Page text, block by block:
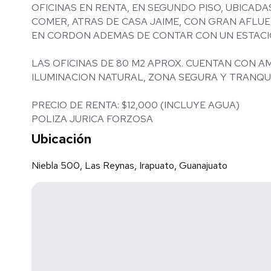
OFICINAS EN RENTA, EN SEGUNDO PISO,
COMER, ATRAS DE CASA JAIME, CON GRAN
EN CORDON ADEMAS DE CONTAR CON UN
LAS OFICINAS DE 80 M2 APROX. CUENTAN CON AMPLIOS ESPACIOS, MEDIO BAÑO, EXCELENTE
ILUMINACION NATURAL, ZONA SEGURA Y
PRECIO DE RENTA: $12,000 (INCLUYE AGUA)
POLIZA JURICA FORZOSA
Ubicación
Niebla 500, Las Reynas, Irapuato, Guanajuato